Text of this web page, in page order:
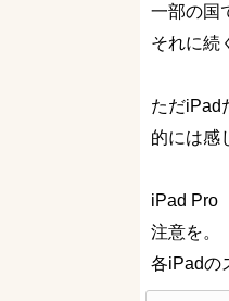
一部の国
それに続
ただiPad
的には感
iPad Pro
注意を。
各iPadの